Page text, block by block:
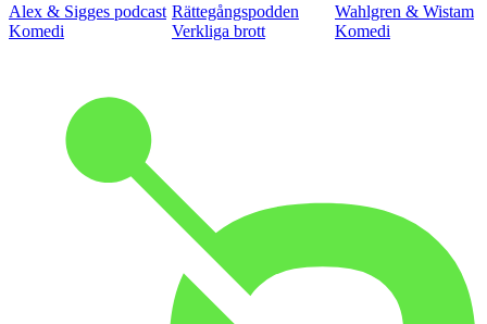
Alex & Sigges podcast
Komedi
Rättegångspodden
Verkliga brott
Wahlgren & Wistam
Komedi